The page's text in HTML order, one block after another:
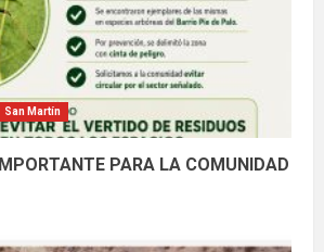
San Martín
PARA LA COMUNIDAD